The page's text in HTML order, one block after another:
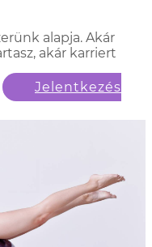
alapja. Akár
akár karriert
Jelentkezés